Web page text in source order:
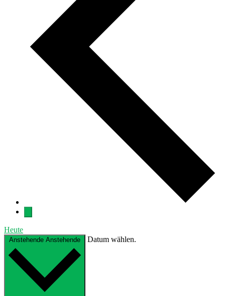
Heute
Anstehende Anstehende Datum wählen.